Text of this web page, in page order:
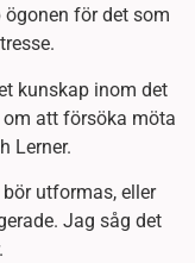
för det som
kunskap inom det
att försöka möta
Lerner.
utformas, eller
Jag såg det